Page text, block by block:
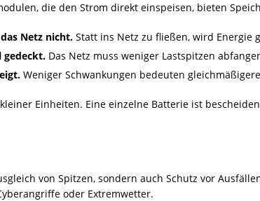
die den Strom direkt einspeisen, bieten
Netz nicht. Statt ins Netz zu fließen, wird Energie
gedeckt. Das Netz muss weniger Lastspitzen
Weniger Schwankungen bedeuten
Einheiten. Eine einzelne Batterie ist
von Spitzen, sondern auch Schutz vor
oder Extremwetter.